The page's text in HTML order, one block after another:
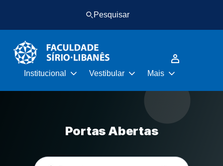
o
conteúdo
principal
o
rodapé
Pesquisar
Institucional Vestibular Mais
Portas Abertas